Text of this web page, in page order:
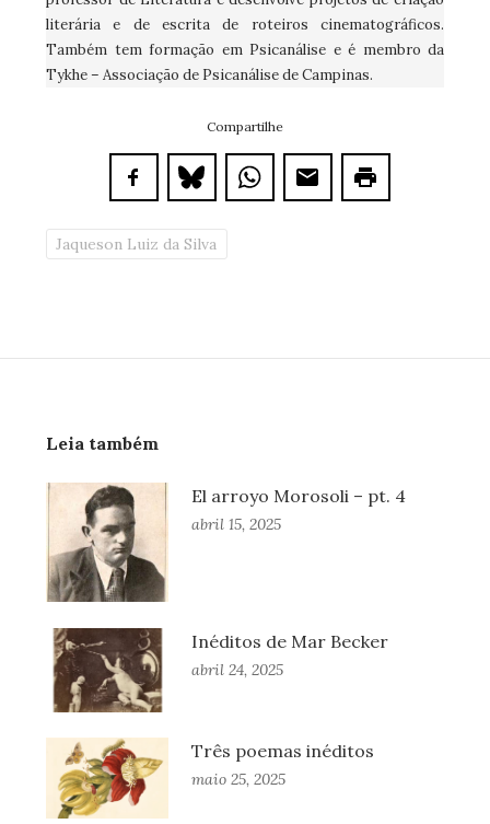
literária e de escrita de roteiros cinematográficos.
Também tem formação em Psicanálise e é membro da
Tykhe – Associação de Psicanálise de Campinas.
Compartilhe
Jaqueson Luiz da Silva
Leia também
El arroyo Morosoli – pt. 4
abril 15, 2025
Inéditos de Mar Becker
abril 24, 2025
Três poemas inéditos
maio 25, 2025